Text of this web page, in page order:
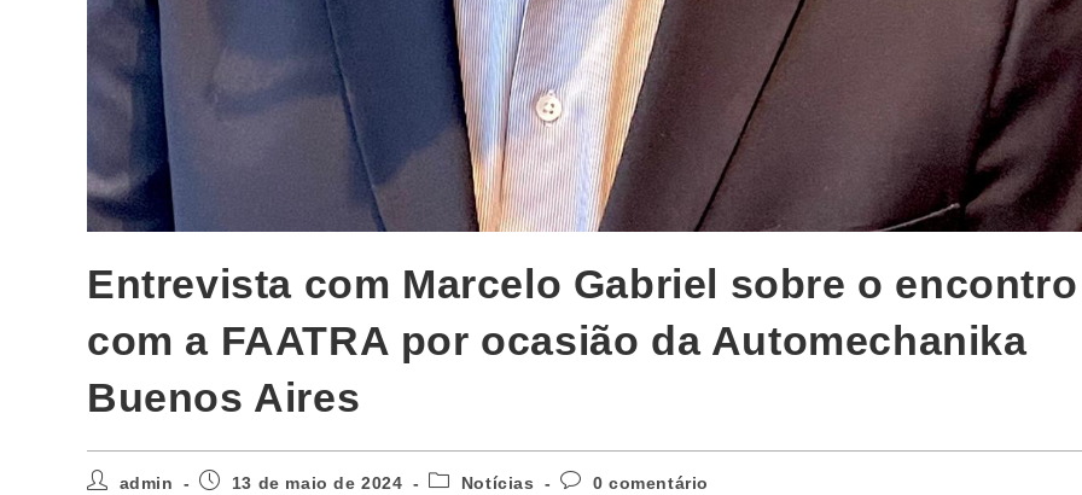
Entrevista com Marcelo Gabriel sobre o encontro
com a FAATRA por ocasião da Automechanika
Buenos Aires
admin 13 de maio de 2024 Notícias 0 comentário